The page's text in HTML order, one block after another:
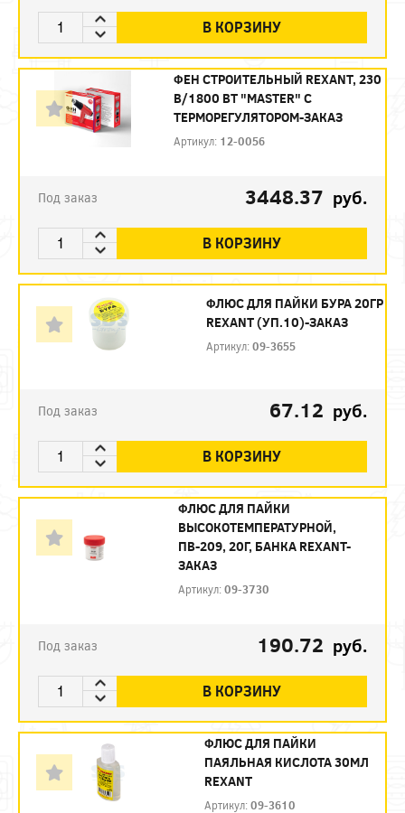
В КОРЗИНУ
ФЕН СТРОИТЕЛЬНЫЙ REXANT, 230
В/1800 ВТ "MASTER" С
ТЕРМОРЕГУЛЯТОРОМ-ЗАКАЗ
Артикул: 12-0056
Под заказ 3448.37 руб.
В КОРЗИНУ
ФЛЮС ДЛЯ ПАЙКИ БУРА 20ГР
REXANT (УП.10)-ЗАКАЗ
Артикул:09-3655
Под заказ 67.12 руб.
В КОРЗИНУ
ФЛЮС ДЛЯ ПАЙКИ
ВЫСОКОТЕМПЕРАТУРНОЙ,
ПВ-209, 20Г, БАНКА REXANT-
ЗАКАЗ
Артикул:09-3730
Под заказ 190.72 руб.
В КОРЗИНУ
ФЛЮС ДЛЯ ПАЙКИ
ПАЯЛЬНАЯ КИСЛОТА 30МЛ
REXANT
Артикул:09-3610